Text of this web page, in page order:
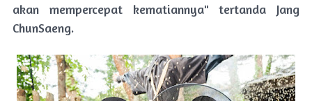
akan mempercepat kematiannya" tertanda Jang
ChunSaeng.